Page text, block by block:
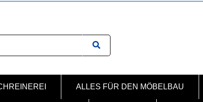
ALLES FÜR DEN MÖBELBAU